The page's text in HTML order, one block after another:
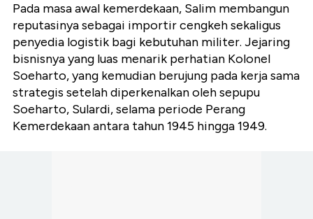
Pada masa awal kemerdekaan, Salim membangun
reputasinya sebagai importir cengkeh sekaligus
penyedia logistik bagi kebutuhan militer. Jejaring
bisnisnya yang luas menarik perhatian Kolonel
Soeharto, yang kemudian berujung pada kerja sama
strategis setelah diperkenalkan oleh sepupu
Soeharto, Sulardi, selama periode Perang
Kemerdekaan antara tahun 1945 hingga 1949.